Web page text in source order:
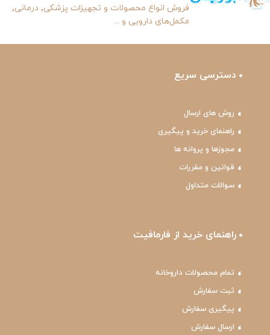
فروش انواع محصولات و تجهیزات پزشکی٬ درمانی٬
مکمل‌های دارویی و ...
دسترسی سریع
روش های ارسال
راهنمای خرید و پیگیری
مجوزها و پروانه ها
قوانین و مقررات
سوالات متداول
راهنمای خرید از فارمافیت
تمام محصولات داروخانه
ثبت سفارش
پیگیری سفارش
ارسال سفارش